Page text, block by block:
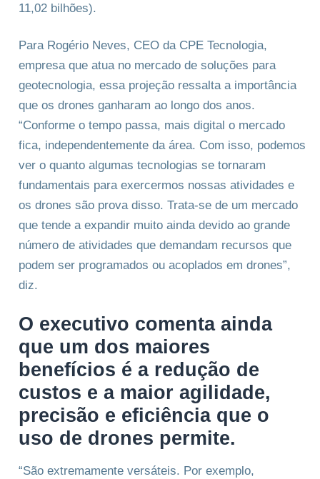
11,02 bilhões).
Para Rogério Neves, CEO da CPE Tecnologia,
empresa que atua no mercado de soluções para
geotecnologia, essa projeção ressalta a importância
que os drones ganharam ao longo dos anos.
“Conforme o tempo passa, mais digital o mercado
fica, independentemente da área. Com isso, podemos
ver o quanto algumas tecnologias se tornaram
fundamentais para exercermos nossas atividades e
os drones são prova disso. Trata-se de um mercado
que tende a expandir muito ainda devido ao grande
número de atividades que demandam recursos que
podem ser programados ou acoplados em drones”,
diz.
O executivo comenta ainda
que um dos maiores
benefícios é a redução de
custos e a maior agilidade,
precisão e eficiência que o
uso de drones permite.
“São extremamente versáteis. Por exemplo,